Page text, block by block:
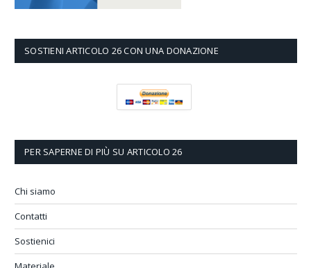
SOSTIENI ARTICOLO 26 CON UNA DONAZIONE
PER SAPERNE DI PIÙ SU ARTICOLO 26
Chi siamo
Contatti
Sostienici